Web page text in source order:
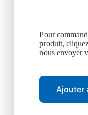
Pour
produit,
nous envoyer
Ajouter